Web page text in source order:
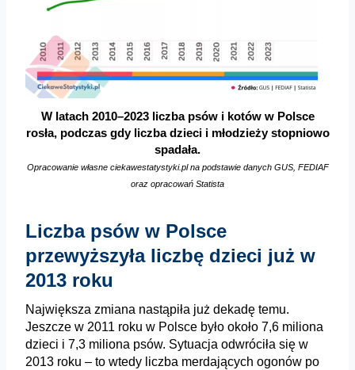
W latach 2010–2023 liczba psów i kotów w Polsce
rosła, podczas gdy liczba dzieci i młodzieży stopniowo
spadała.
Opracowanie własne ciekawestatystyki.pl na podstawie danych GUS, FEDIAF
oraz opracowań Statista
Liczba psów w Polsce
przewyższyła liczbę dzieci już w
2013 roku
Największa zmiana nastąpiła już dekadę temu.
Jeszcze w 2011 roku w Polsce było około 7,6 miliona
dzieci i 7,3 miliona psów. Sytuacja odwróciła się w
2013 roku – to wtedy liczba merdających ogonów po